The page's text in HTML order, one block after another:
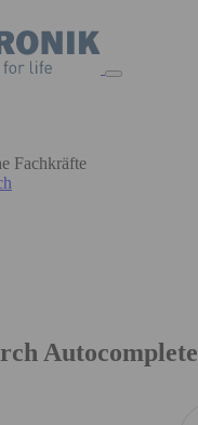
Fachkräfte
Autocomplete